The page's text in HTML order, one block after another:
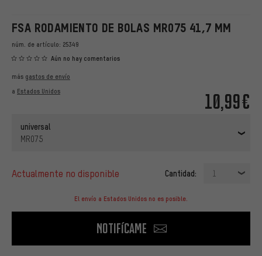
FSA RODAMIENTO DE BOLAS MR075 41,7 MM
núm. de artículo: 25349
Aún no hay comentarios
10,99€
más gastos de envío
a Estados Unidos
universal
MR075
actualmente no disponible Cantidad: 1
El envío a Estados Unidos no es posible.
Notifícame